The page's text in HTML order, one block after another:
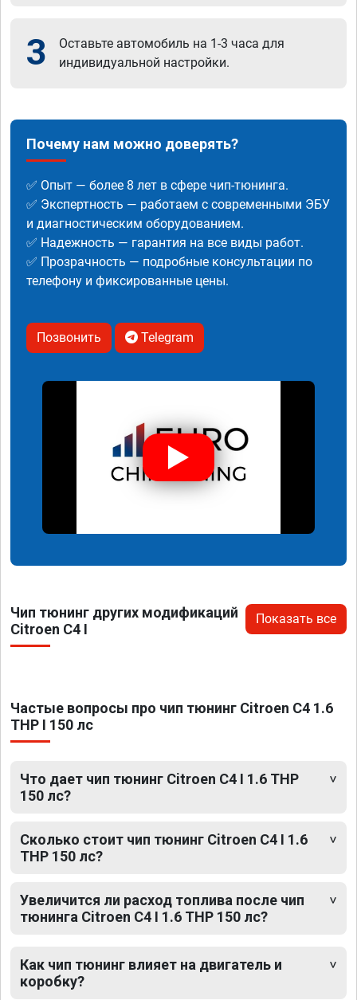
3
Оставьте автомобиль на 1-3 часа для
индивидуальной настройки.
Почему нам можно доверять?
✅ Опыт — более 8 лет в сфере чип-тюнинга.
✅ Экспертность — работаем с современными ЭБУ
и диагностическим оборудованием.
✅ Надежность — гарантия на все виды работ.
✅ Прозрачность — подробные консультации по
телефону и фиксированные цены.
Позвонить Telegram
Чип тюнинг других модификаций
Citroen C4 I
Показать все
Частые вопросы про чип тюнинг Citroen C4 1.6
THP I 150 лс
Что дает чип тюнинг Citroen C4 I 1.6 THP
150 лс?
Сколько стоит чип тюнинг Citroen C4 I 1.6
THP 150 лс?
Увеличится ли расход топлива после чип
тюнинга Citroen C4 I 1.6 THP 150 лс?
Как чип тюнинг влияет на двигатель и
коробку?